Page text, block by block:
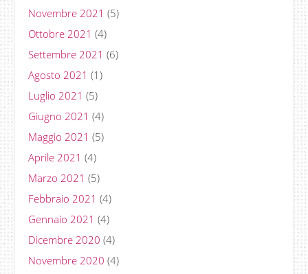
Novembre 2021 (5)
Ottobre 2021 (4)
Settembre 2021 (6)
Agosto 2021 (1)
Luglio 2021 (5)
Giugno 2021 (4)
Maggio 2021 (5)
Aprile 2021 (4)
Marzo 2021 (5)
Febbraio 2021 (4)
Gennaio 2021 (4)
Dicembre 2020 (4)
Novembre 2020 (4)